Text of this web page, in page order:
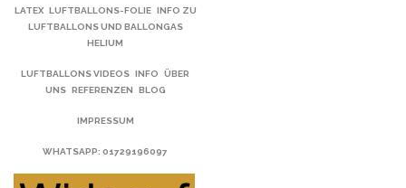
LATEX LUFTBALLONS-FOLIE INFO ZU
LUFTBALLONS UND BALLONGAS
HELIUM
LUFTBALLONS VIDEOS INFO
ÜBER
UNS REFERENZEN BLOG
IMPRESSUM
WHATSAPP: 01729196097